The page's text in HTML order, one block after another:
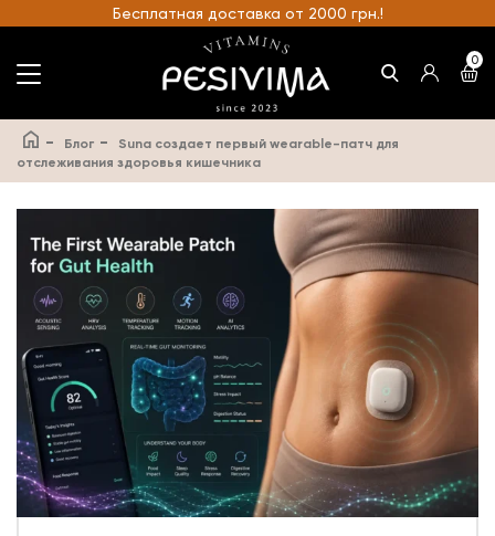
Бесплатная доставка от 2000 грн.!
0
- Блог -
Suna создает первый wearable-патч для
отслеживания здоровья кишечника